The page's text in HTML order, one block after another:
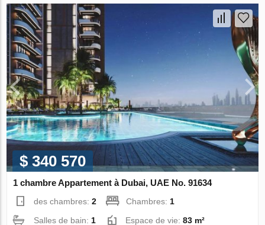
$ 340 570
1 chambre Appartement à Dubai, UAE No. 91634
des chambres:2 Chambres: 1
Salles de bain: 1 Espace de vie:83 m²